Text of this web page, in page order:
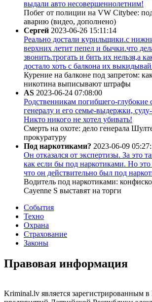
выдали авто несовершеннолетним!
Побег от полиции на VW Citybee:
аварию (видео, дополнено)
Сергей 2023-06-26 15:11:14
Реально достали курильщики.с
верхних летит пепел и бычки.что
звонить.трогать и бить их нельзя,а
достало хоть с балкона их
Курение на балконе под запретом:
никотина выписывают штрафы
AS 2023-06-24 07:08:00
Родственникам погибшего-глубокие
генералу и его семье-выдержки,
Никто никого не хотел убивать!
Смерть на охоте: дело генерала
прокуратуру
Под наркотиками? 2023-06-09
Он отказался от экспертизы. За это
как если бы под наркотиками. Но это
что он действительно был под
Водитель под наркотиками:
Cayenne S выставят на торги
События
Техно
Охрана
Страхование
Законы
Правовая информация
Kriminal.lv является зарегистрированным в